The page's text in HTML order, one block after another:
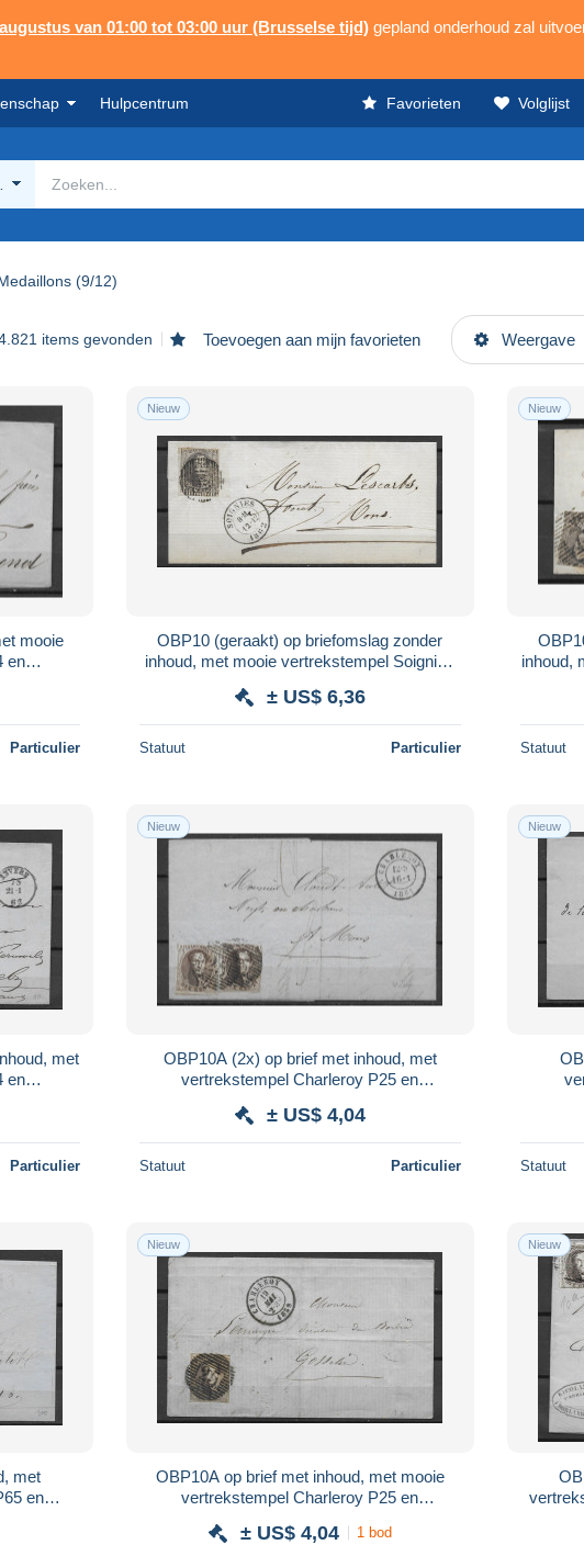
van 01:00 tot 03:00 uur (Brusselse tijd) gepland onderhoud zal
Hulpcentrum Favorieten Volglijst
(9/12)
(9/12)
items gevonden Toevoegen aan mijn favorieten Weergave
mooie
en
Particulier
Nieuw
OBP10 (geraakt) op briefomslag zonder
inhoud, met mooie vertrekstempel Soignies
± US$ 6,36
Statuut Particulier
Nieuw
inhoud,
Statuut
met
en
Particulier
Nieuw
OBP10A (2x) op brief met inhoud, met
vertrekstempel Charleroy P25 en
± US$ 4,04
Statuut Particulier
Nieuw
Statuut
met
en
Nieuw
OBP10A op brief met inhoud, met mooie
vertrekstempel Charleroy P25 en
± US$ 4,04 1 bod
Nieuw